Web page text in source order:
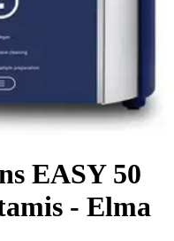
EASY 50
- Elma